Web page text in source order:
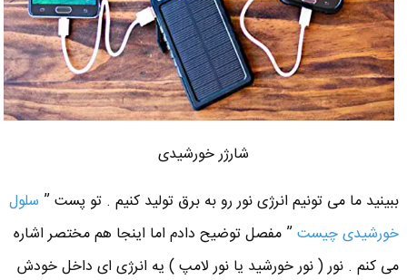
شارژر خورشیدی
ببینید ما می تونیم انرژی نور رو به برق تولید کنیم . تو پست ” سلول
خورشیدی چیست” مفصل توضیح دادم اما اینجا هم مختصر اشاره
می کنم . نور ( نور خورشید یا نور لامپ ) یه انرژی ای داخل خودش